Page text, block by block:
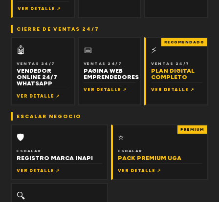
VER DETALLE ↗
CIERRE DE VENTAS 24/7
🤖
VENTAS 24/7
VENDEDOR
ONLINE 24/7
WHATSAPP
VER DETALLE ↗
📅
VENTAS 24/7
PAGINA WEB
EMPRENDEDORES
VER DETALLE ↗
RECOMENDADO
⚡
VENTAS 24/7
PLAN DIGITAL
COMPLETO
VER DETALLE ↗
ESCALAR NEGOCIO
🛡
ESCALAR
REGISTRO MARCA INAPI
VER DETALLE ↗
PREMIUM
⭐
ESCALAR
PACK PREMIUM UGA
VER DETALLE ↗
🔍